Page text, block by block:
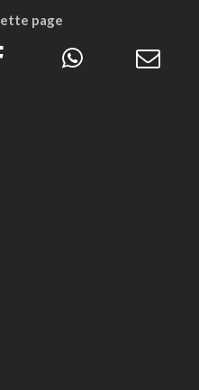
page